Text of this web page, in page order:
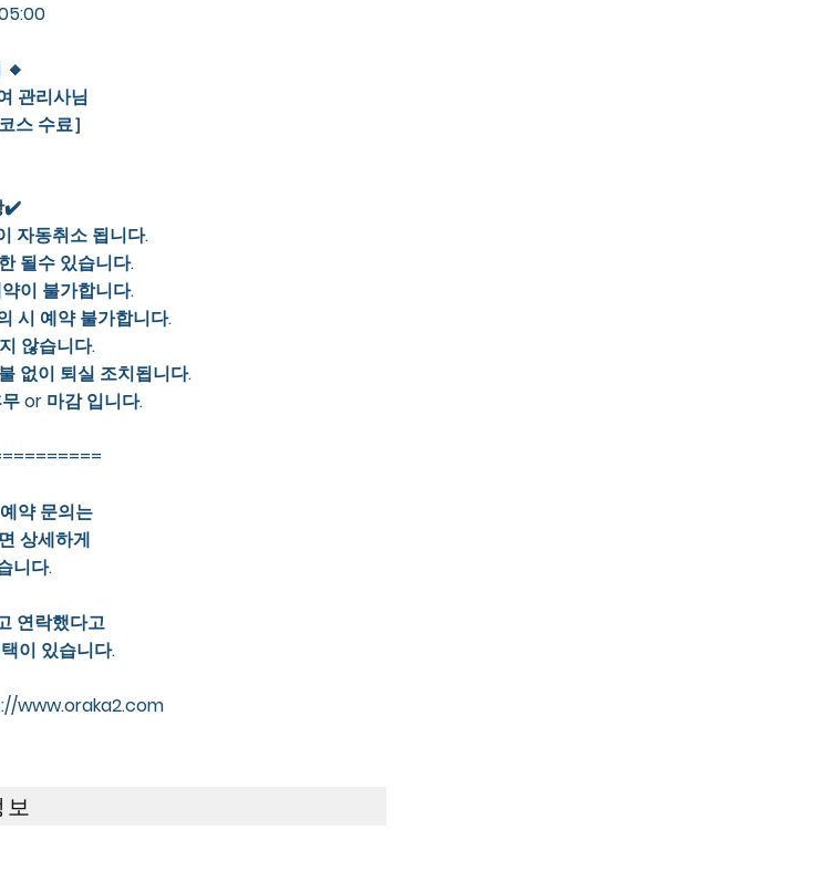
🔸
관리사님
스 수료］
✔️
자동취소 됩니다.
될수 있습니다.
이 불가합니다.
시 예약 불가합니다.
않습니다.
없이 퇴실 조치됩니다.
or 마감 입니다.
약 문의는
상세하게
니다.
연락했다고
이 있습니다.
www.oraka2.com